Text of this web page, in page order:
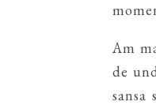
Am
de